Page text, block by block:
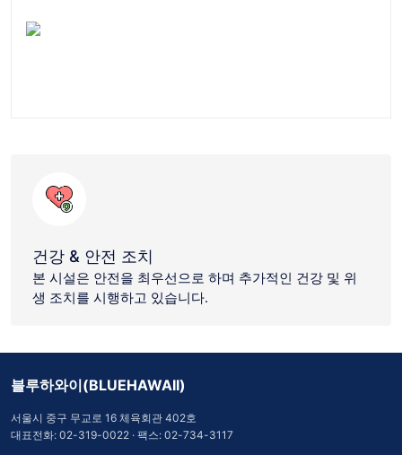
건강 & 안전 조치
본 시설은 안전을 최우선으로 하며 추가적인 건강 및 위
생 조치를 시행하고 있습니다.
블루하와이(BLUEHAWAII)
서울시 중구 무교로 16 체육회관 402호
대표전화: 02-319-0022 · 팩스: 02-734-3117